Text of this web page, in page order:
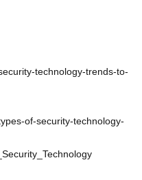
technology-trends-to-
of-security-technology-